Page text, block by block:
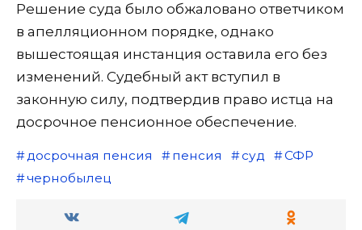
Решение суда было обжаловано ответчиком
в апелляционном порядке, однако
вышестоящая инстанция оставила его без
изменений. Судебный акт вступил в
законную силу, подтвердив право истца на
досрочное пенсионное обеспечение.
досрочная пенсия пенсия суд
СФР
чернобылец